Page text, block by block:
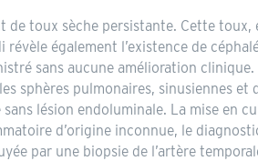
toux sèche persistante. Cette
également l’existence de
sans aucune amélioration
sphères pulmonaires, sinusiennes
lésion endoluminale. La mise en
d’origine inconnue, le
par une biopsie de l’artère